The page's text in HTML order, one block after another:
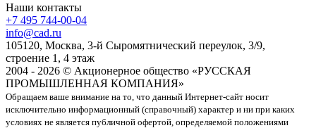
Наши контакты
+7 495 744-00-04
info@cad.ru
105120, Москва, 3-й Сыромятнический переулок, 3/9,
строение 1, 4 этаж
2004 - 2026 © Акционерное общество «РУССКАЯ
ПРОМЫШЛЕННАЯ КОМПАНИЯ»
Обращаем ваше внимание на то, что данный Интернет-сайт носит
исключительно информационный (справочный) характер и ни при каких
условиях не является публичной офертой, определяемой положениями